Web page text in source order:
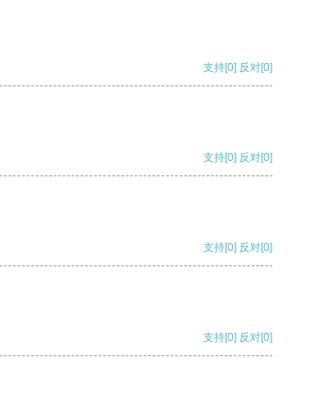
支持[0] 反对[0]
支持[0] 反对[0]
支持[0] 反对[0]
支持[0] 反对[0]